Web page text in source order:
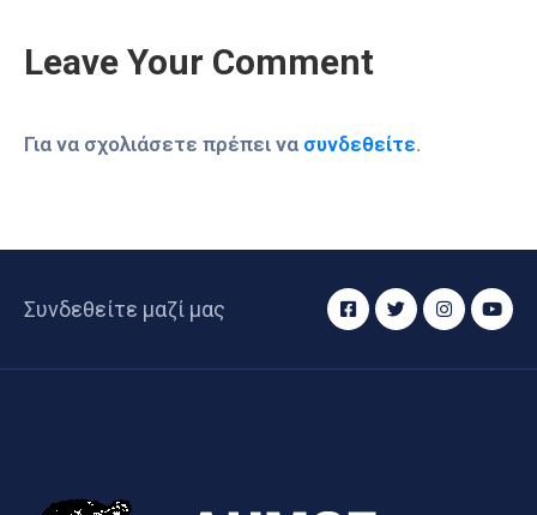
Leave Your Comment
Για να σχολιάσετε πρέπει να συνδεθείτε.
Συνδεθείτε μαζί μας